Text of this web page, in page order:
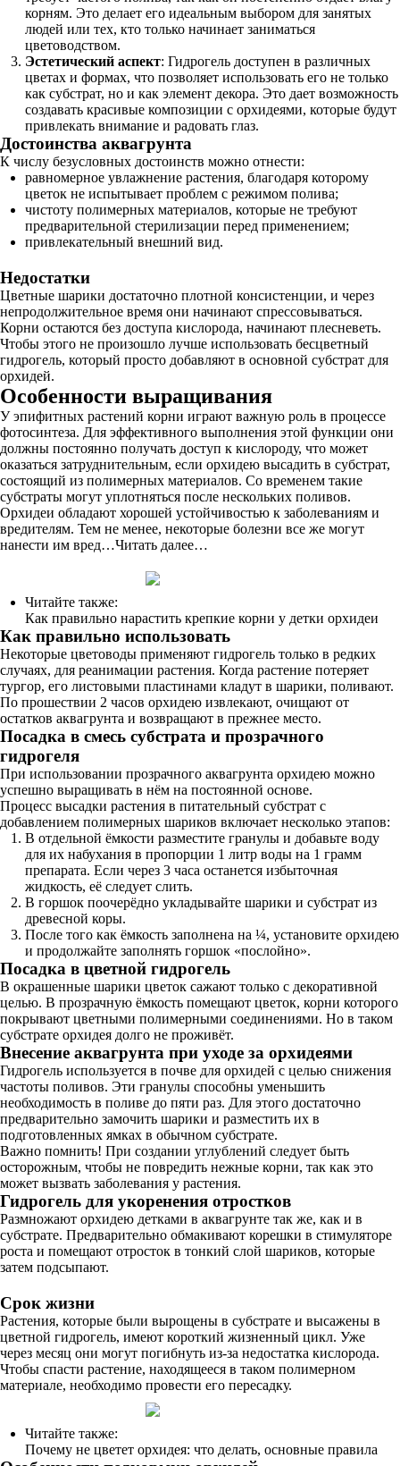
корням. Это делает его идеальным выбором для занятых
людей или тех, кто только начинает заниматься
цветоводством.
Эстетический аспект: Гидрогель доступен в различных
цветах и формах, что позволяет использовать его не только
как субстрат, но и как элемент декора. Это дает возможность
создавать красивые композиции с орхидеями, которые будут
привлекать внимание и радовать глаз.
Достоинства аквагрунта
К числу безусловных достоинств можно отнести:
равномерное увлажнение растения, благодаря которому
цветок не испытывает проблем с режимом полива;
чистоту полимерных материалов, которые не требуют
предварительной стерилизации перед применением;
привлекательный внешний вид.
Недостатки
Цветные шарики достаточно плотной консистенции, и через
непродолжительное время они начинают спрессовываться.
Корни остаются без доступа кислорода, начинают плесневеть.
Чтобы этого не произошло лучше использовать бесцветный
гидрогель, который просто добавляют в основной субстрат для
орхидей.
Особенности выращивания
У эпифитных растений корни играют важную роль в процессе
фотосинтеза. Для эффективного выполнения этой функции они
должны постоянно получать доступ к кислороду, что может
оказаться затруднительным, если орхидею высадить в субстрат,
состоящий из полимерных материалов. Со временем такие
субстраты могут уплотняться после нескольких поливов.
Орхидеи обладают хорошей устойчивостью к заболеваниям и
вредителям. Тем не менее, некоторые болезни все же могут
нанести им вред…Читать далее…
Читайте также:
Как правильно нарастить крепкие корни у детки орхидеи
Как правильно использовать
Некоторые цветоводы применяют гидрогель только в редких
случаях, для реанимации растения. Когда растение потеряет
тургор, его листовыми пластинами кладут в шарики, поливают.
По прошествии 2 часов орхидею извлекают, очищают от
остатков аквагрунта и возвращают в прежнее место.
Посадка в смесь субстрата и прозрачного
гидрогеля
При использовании прозрачного аквагрунта орхидею можно
успешно выращивать в нём на постоянной основе.
Процесс высадки растения в питательный субстрат с
добавлением полимерных шариков включает несколько этапов:
В отдельной ёмкости разместите гранулы и добавьте воду
для их набухания в пропорции 1 литр воды на 1 грамм
препарата. Если через 3 часа останется избыточная
жидкость, её следует слить.
В горшок поочерёдно укладывайте шарики и субстрат из
древесной коры.
После того как ёмкость заполнена на ¼, установите орхидею
и продолжайте заполнять горшок «послойно».
Посадка в цветной гидрогель
В окрашенные шарики цветок сажают только с декоративной
целью. В прозрачную ёмкость помещают цветок, корни которого
покрывают цветными полимерными соединениями. Но в таком
субстрате орхидея долго не проживёт.
Внесение аквагрунта при уходе за орхидеями
Гидрогель используется в почве для орхидей с целью снижения
частоты поливов. Эти гранулы способны уменьшить
необходимость в поливе до пяти раз. Для этого достаточно
предварительно замочить шарики и разместить их в
подготовленных ямках в обычном субстрате.
Важно помнить! При создании углублений следует быть
осторожным, чтобы не повредить нежные корни, так как это
может вызвать заболевания у растения.
Гидрогель для укоренения отростков
Размножают орхидею детками в аквагрунте так же, как и в
субстрате. Предварительно обмакивают корешки в стимуляторе
роста и помещают отросток в тонкий слой шариков, которые
затем подсыпают.
Срок жизни
Растения, которые были вырощены в субстрате и высажены в
цветной гидрогель, имеют короткий жизненный цикл. Уже
через месяц они могут погибнуть из-за недостатка кислорода.
Чтобы спасти растение, находящееся в таком полимерном
материале, необходимо провести его пересадку.
Читайте также:
Почему не цветет орхидея: что делать, основные правила